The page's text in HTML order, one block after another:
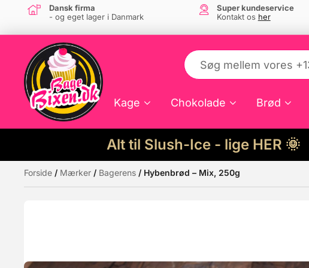
Dansk firma
- og eget lager i Danmark
Super kundeservice
Kontakt os her
Kage Chokolade Brød
Alt til Slush-Ice - lige HER 🌞
Måske kunne nogle af disse produkter have din
Forside / Mærker / Bagerens / Hybenbrød – Mix, 250g